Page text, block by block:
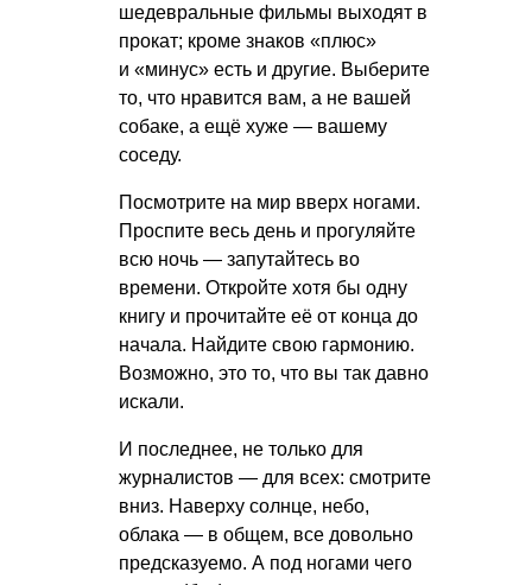
шедевральные фильмы выходят в
прокат; кроме знаков «плюс»
и «минус» есть и другие. Выберите
то, что нравится вам, а не вашей
собаке, а ещё хуже — вашему
соседу.
Посмотрите на мир вверх ногами.
Проспите весь день и прогуляйте
всю ночь — запутайтесь во
времени. Откройте хотя бы одну
книгу и прочитайте её от конца до
начала. Найдите свою гармонию.
Возможно, это то, что вы так давно
искали.
И последнее, не только для
журналистов — для всех: смотрите
вниз. Наверху солнце, небо,
облака — в общем, все довольно
предсказуемо. А под ногами чего